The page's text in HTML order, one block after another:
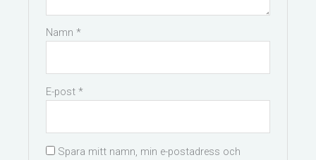
Namn*
E-post*
Spara mitt namn, min e-postadress och